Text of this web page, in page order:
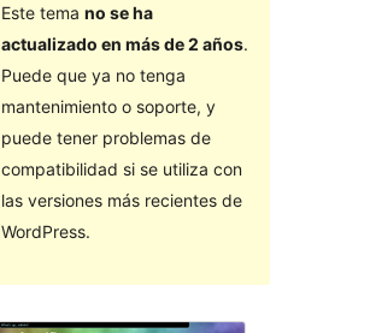
Este tema no se ha
actualizado en más de 2 años.
Puede que ya no tenga
mantenimiento o soporte, y
puede tener problemas de
compatibilidad si se utiliza con
las versiones más recientes de
WordPress.